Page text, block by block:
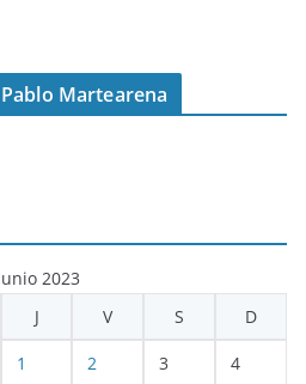
Martearena
2023
J V S D
1 2 3 4